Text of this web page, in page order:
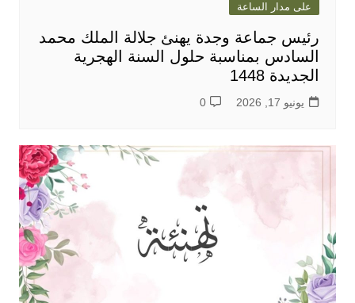
على مدار الساعة
رئيس جماعة وجدة يهنئ جلالة الملك محمد
السادس بمناسبة حلول السنة الهجرية
الجديدة 1448
يونيو 17, 2026 0